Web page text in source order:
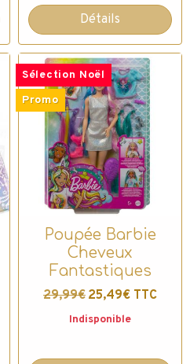
Détails
Sélection Noël
Promo
Poupée Barbie
Cheveux
Fantastiques
29,99€ 25,49€ TTC
Indisponible